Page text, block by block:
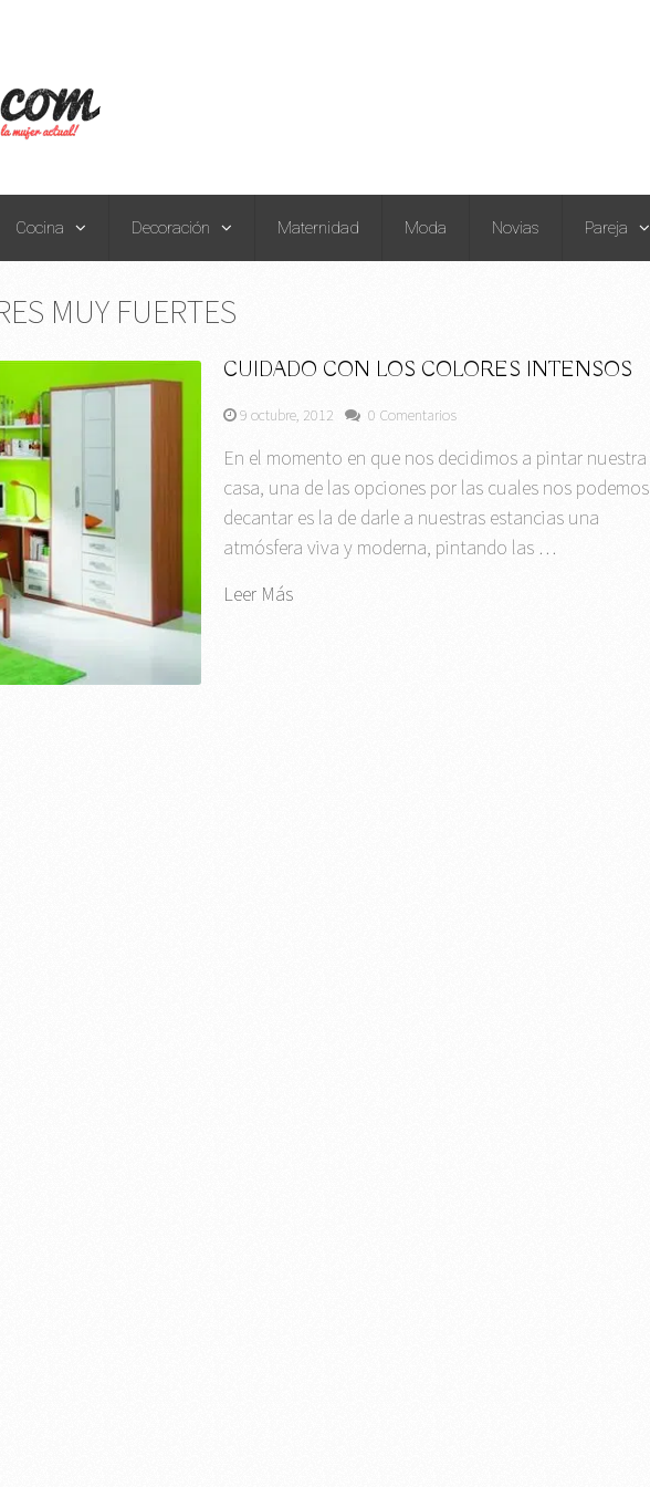
Cocina Decoración Maternidad Moda Novias Pareja
MUY FUERTES
CUIDADO CON LOS COLORES INTENSOS
9 octubre, 2012 0 Comentarios
En el momento en que nos decidimos a pintar nuestra
casa, una de las opciones por las cuales nos podemos
decantar es la de darle a nuestras estancias una
atmósfera viva y moderna, pintando las …
Leer Más